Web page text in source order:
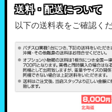
送料・配送について
以下の送料表をご確認く